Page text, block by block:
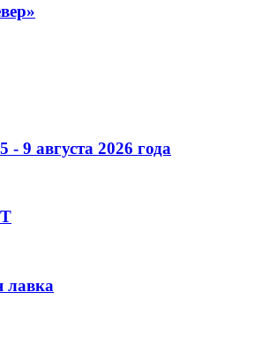
9 августа 2026 года
лавка